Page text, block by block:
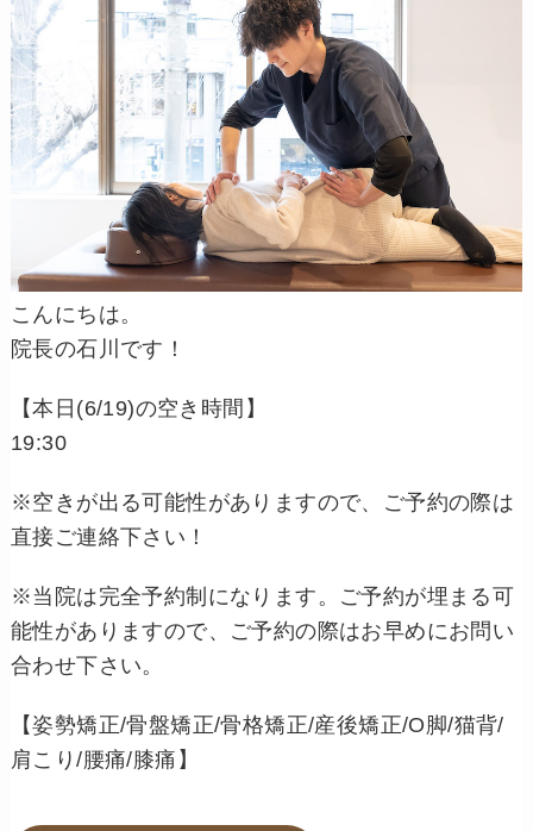
こんにちは。
院長の石川です！
【本日(6/19)の空き時間】
19:30
※空きが出る可能性がありますので、ご予約の際は
直接ご連絡下さい！
※当院は完全予約制になります。ご予約が埋まる可
能性がありますので、ご予約の際はお早めにお問い
合わせ下さい。
【姿勢矯正/骨盤矯正/骨格矯正/産後矯正/O脚/猫背/
肩こり/腰痛/膝痛】